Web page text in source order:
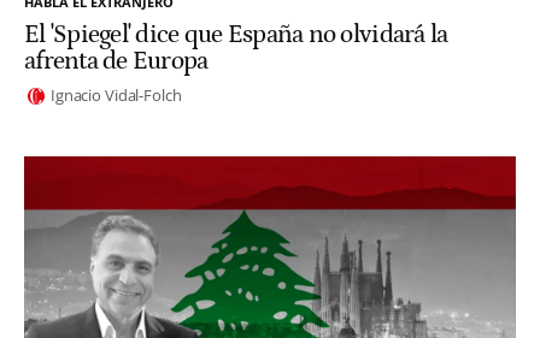
El 'Spiegel' dice que España no olvidará la
afrenta de Europa
Ignacio Vidal-Folch